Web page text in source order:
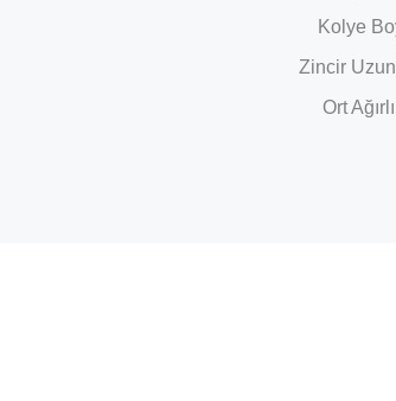
Kolye
Zincir
Ort